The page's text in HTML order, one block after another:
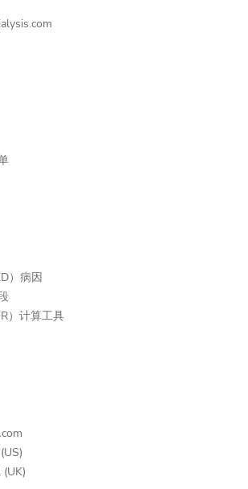
）病因
）计算工具